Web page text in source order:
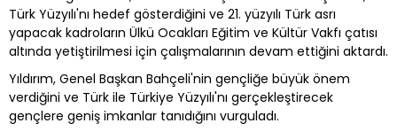
Türk Yüzyılı'nı hedef gösterdiğini ve 21. yüzyılı Türk asrı
yapacak kadroların Ülkü Ocakları Eğitim ve Kültür Vakfı çatısı
altında yetiştirilmesi için çalışmalarının devam ettiğini aktardı.
Yıldırım, Genel Başkan Bahçeli'nin gençliğe büyük önem
verdiğini ve Türk ile Türkiye Yüzyılı'nı gerçekleştirecek
gençlere geniş imkanlar tanıdığını vurguladı.